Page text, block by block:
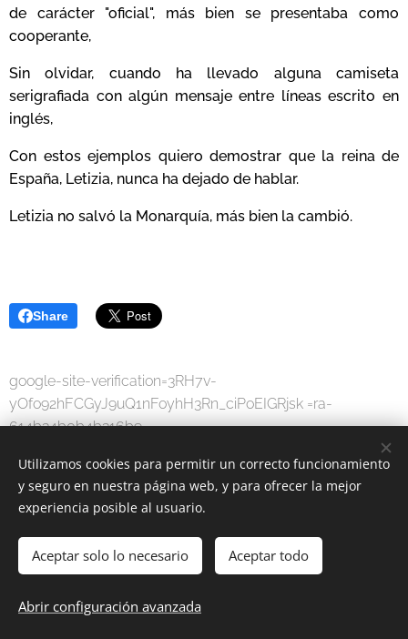
de carácter "oficial", más bien se presentaba como
cooperante,
Sin olvidar, cuando ha llevado alguna camiseta
serigrafiada con algún mensaje entre líneas escrito en
inglés,
Con estos ejemplos quiero demostrar que la reina de
España, Letizia, nunca ha dejado de hablar.
Letizia no salvó la Monarquía, más bien la cambió.
Share
google-site-verification=3RH7v-
yOfo92hFCGyJ9uQ1nFoyhH3Rn_ciPoEIGRjsk =ra-
614b34b0b4b316b9
www.moda-digital.com.es
Utilizamos cookies para permitir un correcto funcionamiento
y seguro en nuestra página web, y para ofrecer la mejor
experiencia posible al usuario.
Aceptar solo lo necesario Aceptar todo
Abrir configuración avanzada